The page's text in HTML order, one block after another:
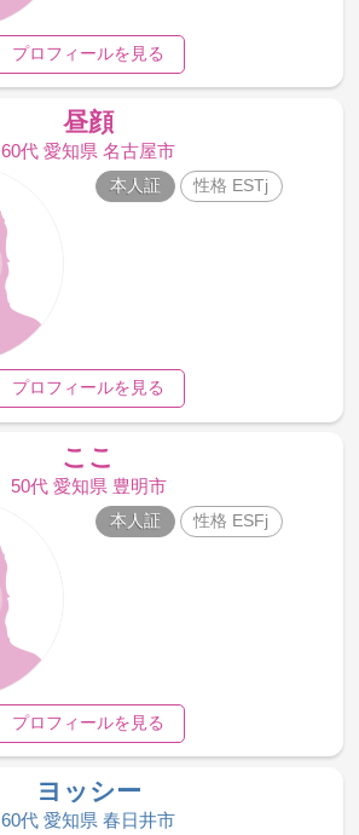
プロフィールを見る
昼顔
60代 愛知県 名古屋市
本人証 性格 ESTj
プロフィールを見る
ここ
50代 愛知県 豊明市
本人証 性格 ESFj
プロフィールを見る
ヨッシー
60代 愛知県 春日井市